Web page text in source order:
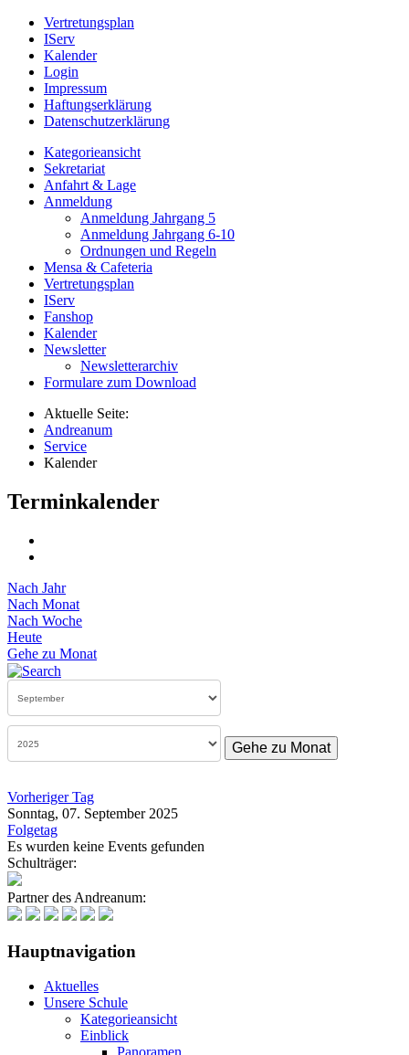
Vertretungsplan
IServ
Kalender
Login
Impressum
Haftungserklärung
Datenschutzerklärung
Kategorieansicht
Sekretariat
Anfahrt & Lage
Anmeldung
Anmeldung Jahrgang 5
Anmeldung Jahrgang 6-10
Ordnungen und Regeln
Mensa & Cafeteria
Vertretungsplan
IServ
Fanshop
Kalender
Newsletter
Newsletterarchiv
Formulare zum Download
Aktuelle Seite:
Andreanum
Service
Kalender
Terminkalender
Nach Jahr
Nach Monat
Nach Woche
Heute
Gehe zu Monat
Gehe zu Monat
Vorheriger Tag
Sonntag, 07. September 2025
Folgetag
Es wurden keine Events gefunden
Schulträger:
Partner des Andreanum:
Hauptnavigation
Aktuelles
Unsere Schule
Kategorieansicht
Einblick